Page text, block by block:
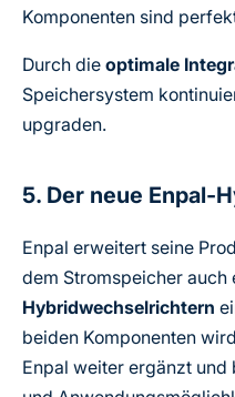
Komponenten sind
Durch die optimale
Speichersystem
upgraden.
5. Der neue Enpal-
Enpal erweitert seine
dem Stromspeicher auch
Hybridwechselrichtern
beiden Komponenten
Enpal weiter ergänzt